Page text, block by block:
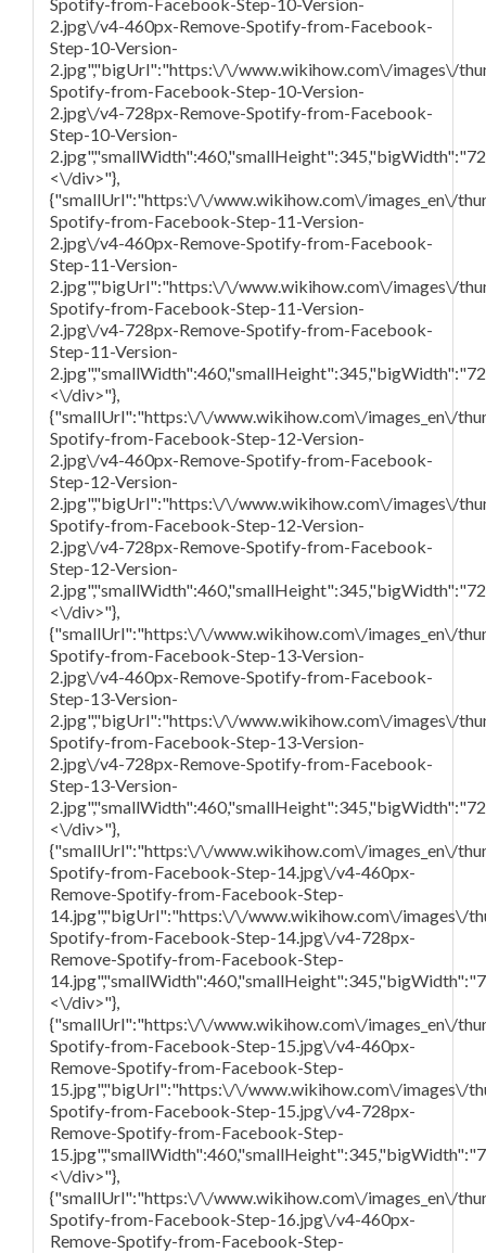
2.jpg\/v4-460px-Remove-Spotify-from-Facebook-
Step-10-Version-
2.jpg","bigUrl":"https:\/\/www.wikihow.com\/images\/
Spotify-from-Facebook-Step-10-Version-
2.jpg\/v4-728px-Remove-Spotify-from-Facebook-
Step-10-Version-
<\/div>"},
{"smallUrl":"https:\/\/www.wikihow.com\/images_en\/
Spotify-from-Facebook-Step-11-Version-
2.jpg\/v4-460px-Remove-Spotify-from-Facebook-
Step-11-Version-
2.jpg","bigUrl":"https:\/\/www.wikihow.com\/images\/
Spotify-from-Facebook-Step-11-Version-
2.jpg\/v4-728px-Remove-Spotify-from-Facebook-
Step-11-Version-
<\/div>"},
{"smallUrl":"https:\/\/www.wikihow.com\/images_en\/
Spotify-from-Facebook-Step-12-Version-
2.jpg\/v4-460px-Remove-Spotify-from-Facebook-
Step-12-Version-
2.jpg","bigUrl":"https:\/\/www.wikihow.com\/images\/
Spotify-from-Facebook-Step-12-Version-
2.jpg\/v4-728px-Remove-Spotify-from-Facebook-
Step-12-Version-
<\/div>"},
{"smallUrl":"https:\/\/www.wikihow.com\/images_en\/
Spotify-from-Facebook-Step-13-Version-
2.jpg\/v4-460px-Remove-Spotify-from-Facebook-
Step-13-Version-
2.jpg","bigUrl":"https:\/\/www.wikihow.com\/images\/
Spotify-from-Facebook-Step-13-Version-
2.jpg\/v4-728px-Remove-Spotify-from-Facebook-
Step-13-Version-
<\/div>"},
{"smallUrl":"https:\/\/www.wikihow.com\/images_en\/
Spotify-from-Facebook-Step-14.jpg\/v4-460px-
Remove-Spotify-from-Facebook-Step-
14.jpg","bigUrl":"https:\/\/www.wikihow.com\/images\/
Spotify-from-Facebook-Step-14.jpg\/v4-728px-
Remove-Spotify-from-Facebook-Step-
<\/div>"},
{"smallUrl":"https:\/\/www.wikihow.com\/images_en\/
Spotify-from-Facebook-Step-15.jpg\/v4-460px-
Remove-Spotify-from-Facebook-Step-
15.jpg","bigUrl":"https:\/\/www.wikihow.com\/images\/
Spotify-from-Facebook-Step-15.jpg\/v4-728px-
Remove-Spotify-from-Facebook-Step-
<\/div>"},
{"smallUrl":"https:\/\/www.wikihow.com\/images_en\/
Spotify-from-Facebook-Step-16.jpg\/v4-460px-
Remove-Spotify-from-Facebook-Step-